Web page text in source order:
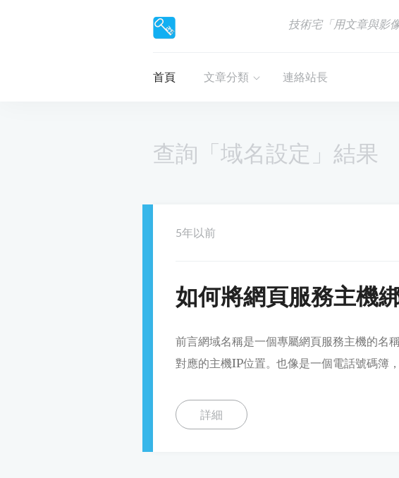
技術宅「用文章與影
首頁 文章分類 連絡站長
查詢「域名設定」結果
5年以前
如何將網頁服務主機
前言網域名稱是一個專屬網頁服務主機的名
對應的主機IP位置。也像是一個電話號碼簿
詳細